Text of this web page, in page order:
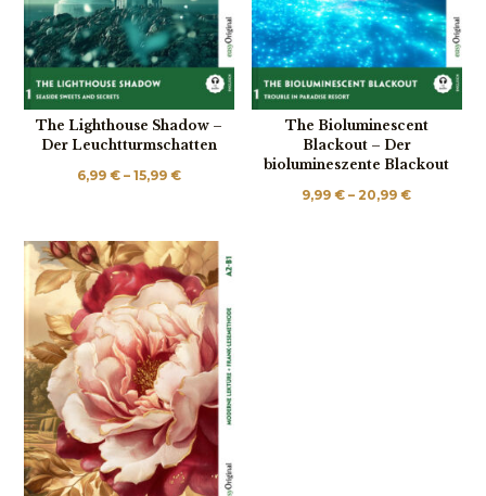
The Lighthouse Shadow –
Der Leuchtturmschatten
6,99€ – 15,99€Price
through
15,99 €
The Bioluminescent
Blackout – Der
biolumineszente Blackout
9,99€ – 20,99€Price